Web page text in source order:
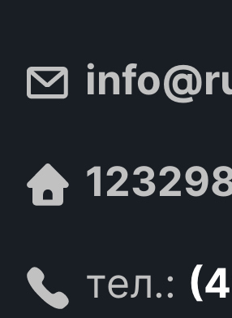
тел.: